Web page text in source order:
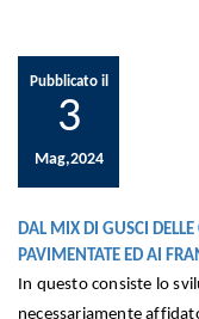
Pubblicato il
3
Mag,2024
DAL MIX DI GUSCI DELLE
PAVIMENTATE ED AI
In questo consiste lo
necessariamente